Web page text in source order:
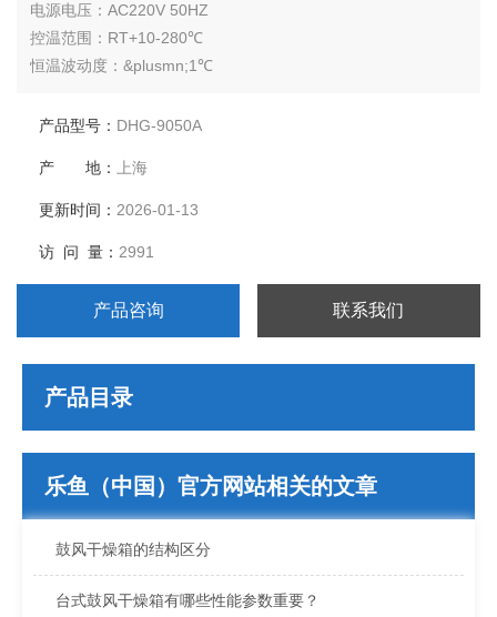
电源电压：AC220V 50HZ
控温范围：RT+10-280℃
恒温波动度：&plusmn;1℃
输出功率：1100W
外形尺寸：705*610*530
公称容积：50L
定时范围：1-9999分钟
产品型号： DHG-9050A
产 地：上海
更新时间：2026-01-13
访 问 量：2991
产品咨询 联系我们
产品目录
乐鱼（中国）官方网站相关的文章
鼓风干燥箱的结构区分
台式鼓风干燥箱有哪些性能参数重要？